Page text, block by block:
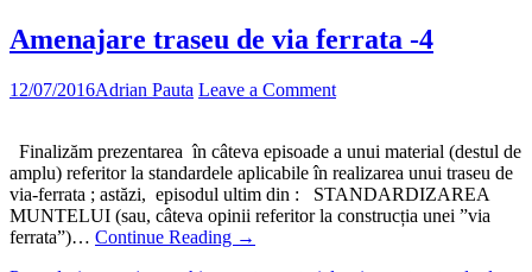
Amenajare traseu de via ferrata -4
12/07/2016Adrian Pauta Leave a Comment
Finalizăm prezentarea în câteva episoade a unui material (destul de
amplu) referitor la standardele aplicabile în realizarea unui traseu de
via-ferrata ; astăzi, episodul ultim din : STANDARDIZAREA
MUNTELUI (sau, câteva opinii referitor la construcția unei ”via
ferrata”)… Continue Reading →